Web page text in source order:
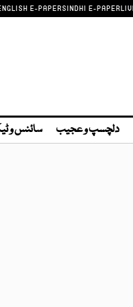
E-PAPERSINDHI E-PAPER
دلچسپ و عجیب سائنس و